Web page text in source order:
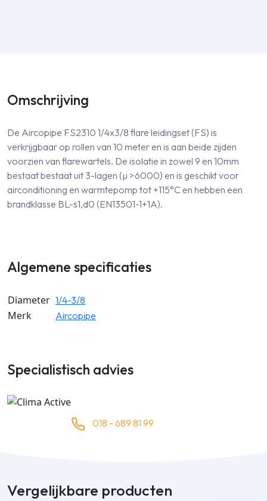
Omschrijving
De Aircopipe FS2310 1/4x3/8 flare leidingset (FS) is
verkrijgbaar op rollen van 10 meter en is aan beide zijden
voorzien van flarewartels. De isolatie in zowel 9 en 10mm
bestaat bestaat uit 3-lagen (µ >6000) en is geschikt voor
airconditioning en warmtepomp tot +115°C en hebben een
brandklasse BL-s1,d0 (EN13501-1+1A).
Algemene specificaties
Diameter 1/4-3/8
Merk Aircopipe
Specialistisch advies
018 - 689 81 99
Vergelijkbare producten